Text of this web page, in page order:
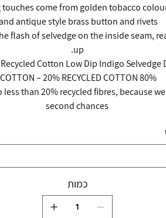
come from golden tobacco
antique style brass button and rivets.
flash of selvedge on the inside seam,
up.
Recycled Cotton Low Dip Indigo Selvedge
80% COTTON – 20% RECYCLED COTTON.
less than 20% recycled fibres, because
second chances
כמות